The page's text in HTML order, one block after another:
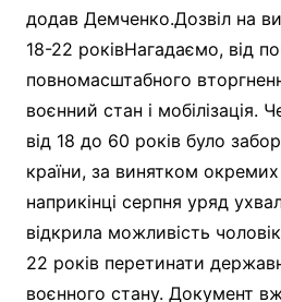
додав Демченко.Дозвіл на
18-22 роківНагадаємо, від
повномасштабного
воєнний стан і мобілізація.
від 18 до 60 років було
країни, за винятком
наприкінці серпня уряд
відкрила можливість
22 років перетинати
воєнного стану. Документ